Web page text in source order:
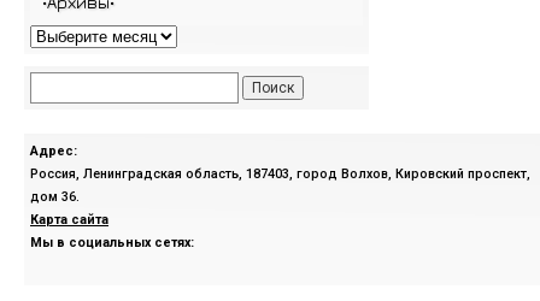
Адрес:
Россия, Ленинградская область, 187403, город Волхов, Кировский проспект,
дом 36.
Карта сайта
Мы в социальных сетях: